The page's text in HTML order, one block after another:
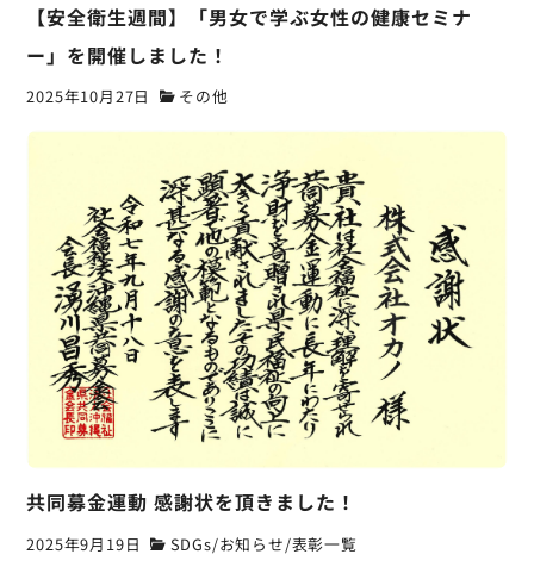
【安全衛生週間】「男女で学ぶ女性の健康セミナ
ー」を開催しました！
2025年10月27日 その他
共同募金運動 感謝状を頂きました！
2025年9月19日 SDGs/お知らせ/表彰一覧